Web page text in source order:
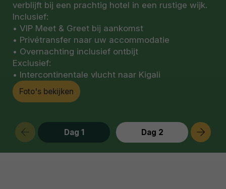
Dag 1 Dag 2
verblijft bij een prachtig hotel in een rustige wijk.
Inclusief:
• VIP Meet & Greet bij aankomst
• Privétransfer naar uw accommodatie
• Overnachting inclusief ontbijt
Exclusief:
• Intercontinentale vlucht naar Kigali
Foto's bekijken